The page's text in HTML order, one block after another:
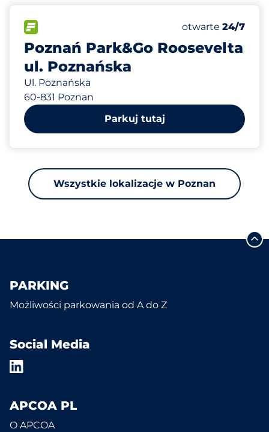
Poznań Park&Go Roosevelta
ul. Poznańska
Ul. Poznańska
60-831 Poznan
Liczba miejsc
Całkowita
Czwartek&nbsp
otwarte 24/7
466 m
Parkuj tutaj
Wszystkie lokalizacje w Poznan
PARKING
Możliwości parkowania od A do Z
Social Media
APCOA PL
O APCOA